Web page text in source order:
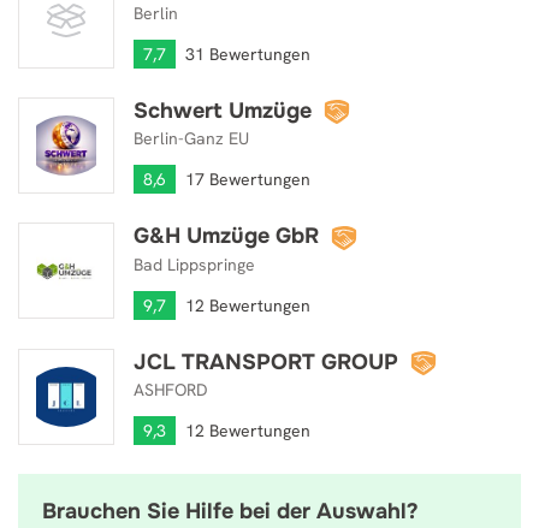
Berlin
7,7
31 Bewertungen
Schwert Umzüge
Berlin-Ganz EU
8,6
17 Bewertungen
Schwert Umzüge
G&H Umzüge GbR
Bad Lippspringe
9,7
12 Bewertungen
G&H Umzüge GbR
JCL TRANSPORT GROUP
ASHFORD
9,3
12 Bewertungen
JCL TRANSPORT GROUP
Brauchen Sie Hilfe bei der Auswahl?